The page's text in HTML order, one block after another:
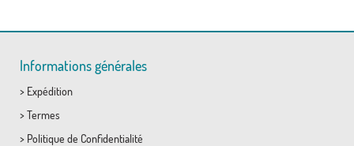
Informations générales
> Expédition
> Termes
> Politique de Confidentialité